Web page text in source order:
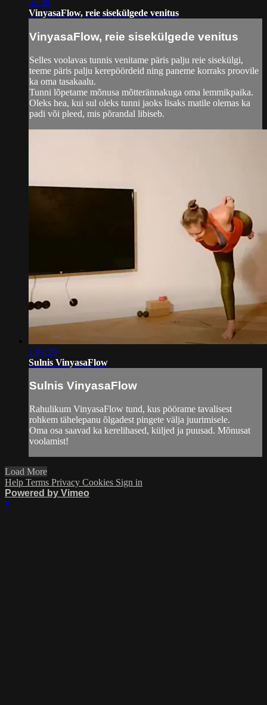
55:39
VinyasaFlow, reie sisekülgede venitus
VinyasaFlow, reie sisekülgede venitus
Selles voolavas tunnis venitame päris palju reie sisekülgi,
teeme päris palju kerepöördeid ning paneme korraks proovile
ka oma tasakaalu.
Tunni lõpetame mõnusa mõtterännakuga oma lemmikpaika.
Oleks hea, kui sul oleks tunni jaoks lisaks matile olemas ka
padi või pleed, mis põrandal libiseb.
1:01:29
Sulnis VinyasaFlow
Sulnis VinyasaFlow
Rahulikum VinyasaFlow tund, kus pöörame tavalisest
rohkem tähelepanu õlgadest pingete välja juurimisele.
Oma osa saavad ka kerelihased, küljed ja puusad. Mõnusat
voolamist!
Load More
Help Terms Privacy Cookies Sign in
Powered by Vimeo
×